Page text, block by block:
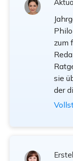
zum
sie
der